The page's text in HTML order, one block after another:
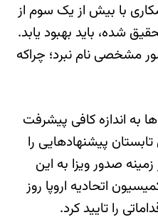
با بیش از یک سوم از
شده، باید بهبود یابد.
مشخصی نام نبرد؛ چراکه
به اندازه کافی پیشرفت
پیشنهادهایی را
صدور ویزا به این
اتحادیه اروپا روز
را تایید کرد.